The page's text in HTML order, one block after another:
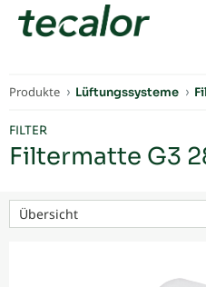
FACHKUNDEN
Produkte Lüftungssysteme
FILTER
Filtermatte G3
Übersicht